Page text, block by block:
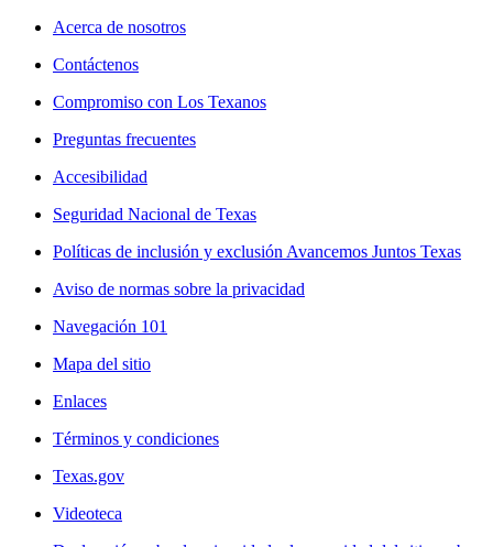
Acerca de nosotros
Contáctenos
Compromiso con Los Texanos
Preguntas frecuentes
Accesibilidad
Seguridad Nacional de Texas
Políticas de inclusión y exclusión Avancemos Juntos Texas
Aviso de normas sobre la privacidad
Navegación 101
Mapa del sitio
Enlaces
Términos y condiciones
Texas.gov
Videoteca